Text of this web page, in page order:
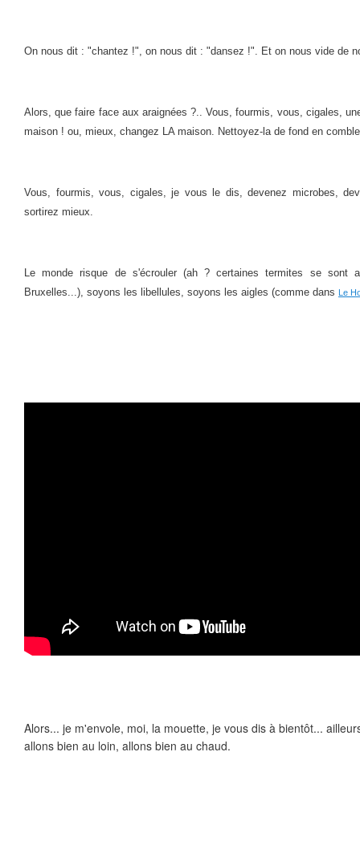
On nous dit : "chantez !", on nous dit : "dansez !". Et on nous vide de
Alors, que faire face aux araignées ?.. Vous, fourmis, vous, cigales,
maison ! ou, mieux, changez LA maison. Nettoyez-la de fond en
Vous, fourmis, vous, cigales, je vous le dis, devenez microbes,
sortirez mieux.
Le monde risque de s'écrouler (ah ? certaines termites se sont
Bruxelles...), soyons les libellules, soyons les aigles (comme dans Le
Alors... je m'envole, moi, la mouette, je vous dis à bientôt...
allons bien au loin, allons bien au chaud.